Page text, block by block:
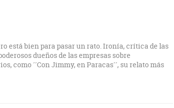
está bien para pasar un rato. Ironía, crítica de las
dueños de las empresas sobre
como ´´Con Jimmy, en Paracas´´, su relato más